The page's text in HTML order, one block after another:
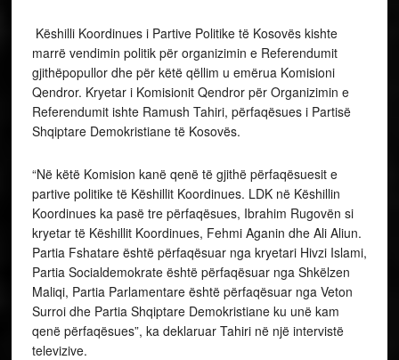
Këshilli Koordinues i Partive Politike të Kosovës kishte
marrë vendimin politik për organizimin e Referendumit
gjithëpopullor dhe për këtë qëllim u emërua Komisioni
Qendror. Kryetar i Komisionit Qendror për Organizimin e
Referendumit ishte Ramush Tahiri, përfaqësues i Partisë
Shqiptare Demokristiane të Kosovës.
“Në këtë Komision kanë qenë të gjithë përfaqësuesit e
partive politike të Këshillit Koordinues. LDK në Këshillin
Koordinues ka pasë tre përfaqësues, Ibrahim Rugovën si
kryetar të Këshillit Koordinues, Fehmi Aganin dhe Ali Aliun.
Partia Fshatare është përfaqësuar nga kryetari Hivzi Islami,
Partia Socialdemokrate është përfaqësuar nga Shkëlzen
Maliqi, Partia Parlamentare është përfaqësuar nga Veton
Surroi dhe Partia Shqiptare Demokristiane ku unë kam
qenë përfaqësues”, ka deklaruar Tahiri në një intervistë
televizive.